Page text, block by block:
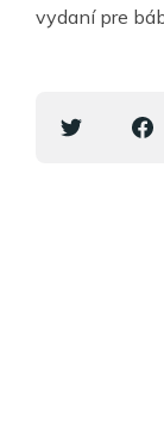
vydaní pre